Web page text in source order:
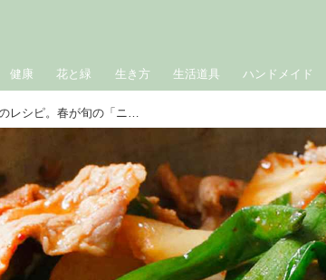
健康 花と緑 生き方 生活道具 ハンドメイド
生物学者と料理研究家が考える理想のレシピ。春が旬の「ニラ」の解説と「ニラと豚キムチの炒めもの」のつくり方